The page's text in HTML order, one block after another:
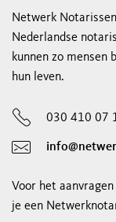
Netwerk
Nederlandse
kunnen zo mensen
hun leven.
030 410 07
Voor het
je een